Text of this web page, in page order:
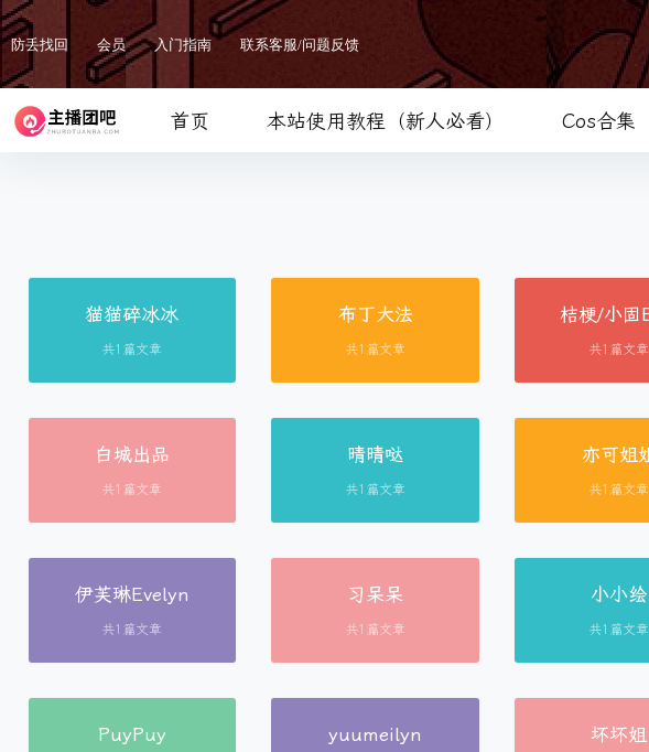
防丢找回 会员 入门指南 联系客服/问题反馈
首页 本站使用教程（新人必看） Cos合集
猫猫碎冰冰
共1篇文章
布丁大法
共1篇文章
桔梗/小固
共1篇文章
白城出品
共1篇文章
晴晴哒
共1篇文章
亦可姐
共1篇文章
伊芙琳Evelyn
共1篇文章
习呆呆
共1篇文章
小小绘
共1篇文章
PuyPuy yuumeilyn 坏坏姐